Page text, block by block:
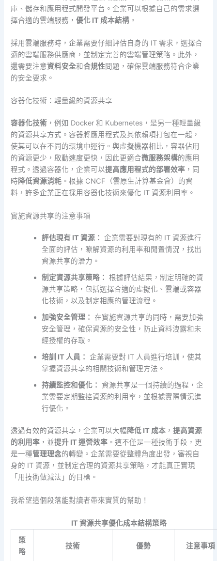
庫、儲存和應用程式開發平台。企業可以根據自己的需求選
擇合適的雲端服務，優化 IT 成本結構 。
採用雲端服務時，企業需要仔細評估自身的 IT 需求，選擇合
適的雲端服務供應商，並制定完善的雲端管理策略。此外，
還需要注意資料安全和合規性問題，確保雲端服務符合企業
的安全要求。
容器化技術：輕量級的資源共享
容器化技術 ，例如 Docker 和 Kubernetes，是另一種輕量級
的資源共享方式。容器將應用程式及其依賴項打包在一起，
使其可以在不同的環境中運行。與虛擬機器相比，容器佔用
的資源更少，啟動速度更快，因此更適合微服務架構的應用
程式。透過容器化，企業可以提高應用程式的部署效率 ，同
時降低資源消耗 。根據 CNCF（雲原生計算基金會）的資
料，許多企業正在採用容器化技術來優化 IT 資源利用率。
實施資源共享的注意事項
評估現有 IT 資源： 企業需要對現有的 IT 資源進行
全面的評估，瞭解資源的利用率和閒置情況，找出
資源共享的潛力。
制定資源共享策略： 根據評估結果，制定明確的資
源共享策略，包括選擇合適的虛擬化、雲端或容器
化技術，以及制定相應的管理流程。
加強安全管理： 在實施資源共享的同時，需要加強
安全管理，確保資源的安全性，防止資料洩露和未
經授權的存取。
培訓 IT 人員： 企業需要對 IT 人員進行培訓，使其
掌握資源共享的相關技術和管理方法。
持續監控和優化： 資源共享是一個持續的過程，企
業需要定期監控資源的利用率，並根據實際情況進
行優化。
透過有效的資源共享，企業可以大幅降低 IT 成本 ，提高資源
的利用率 ，並提升 IT 運營效率 。這不僅是一種技術手段，更
是一種管理理念的轉變。企業需要從整體角度出發，審視自
身的 IT 資源，並制定合理的資源共享策略，才能真正實現
「用技術做減法」的目標。
我希望這個段落能對讀者帶來實質的幫助！
IT 資源共享優化成本結構策略
策
略
技術 優勢 注意事項